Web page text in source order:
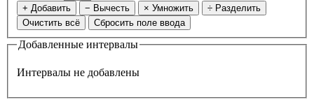
+ Добавить
− Вычесть × Умножить
÷ Разделить
Очистить всё
Сбросить поле ввода
Добавленные интервалы
Интервалы не добавлены